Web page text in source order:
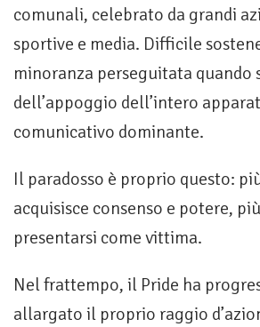
comunali, celebrato da grandi
sportive e media. Difficile
minoranza perseguitata quando
dell’appoggio dell’intero
comunicativo dominante.
Il paradosso è proprio questo:
acquisisce consenso e potere,
presentarsi come vittima.
Nel frattempo, il Pride ha
allargato il proprio raggio